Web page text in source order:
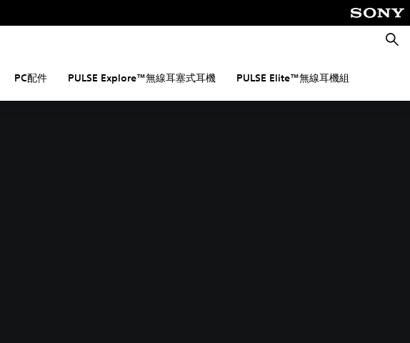
搜
尋
PC配件 PULSE Explore™無線耳塞式耳機 PULSE Elite™無線耳機組